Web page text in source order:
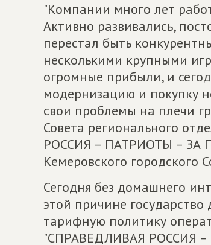
"Компании много лет
Активно развивались,
перестал быть
несколькими крупными
огромные прибыли, и
модернизацию и покупку
свои проблемы на плечи
Совета регионального
РОССИЯ – ПАТРИОТЫ – ЗА
Кемеровского городского
Сегодня без домашнего
этой причине
тарифную политику
"СПРАВЕДЛИВАЯ РОССИЯ –